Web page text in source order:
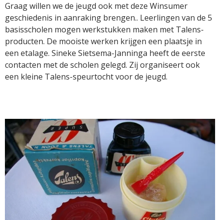
Graag willen we de jeugd ook met deze Winsumer
geschiedenis in aanraking brengen.. Leerlingen van de 5
basisscholen mogen werkstukken maken met Talens-
producten. De mooiste werken krijgen een plaatsje in
een etalage. Sineke Sietsema-Janninga heeft de eerste
contacten met de scholen gelegd. Zij organiseert ook
een kleine Talens-speurtocht voor de jeugd.